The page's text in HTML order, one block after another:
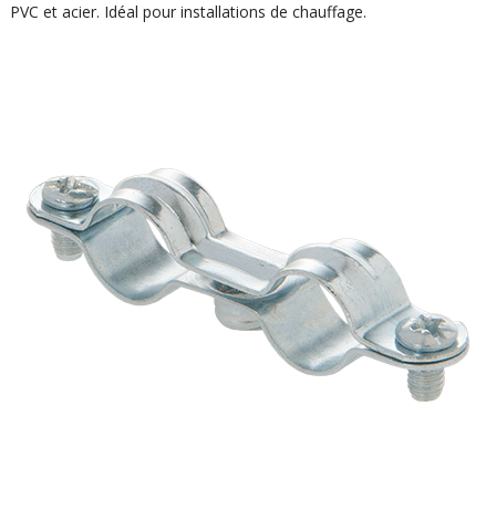
PVC et acier. Idéal pour installations de chauffage.